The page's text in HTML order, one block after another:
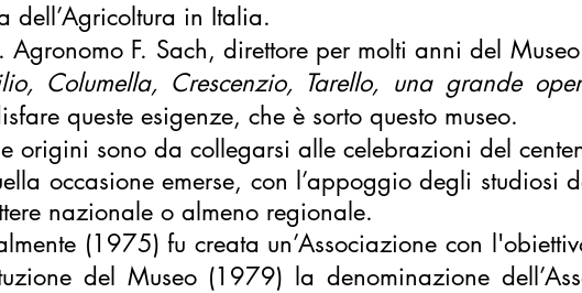
dell’Agricoltura in Italia.
Agronomo F. Sach, direttore per molti anni del
Columella, Crescenzio, Tarello, una grande
queste esigenze, che è sorto questo museo.
origini sono da collegarsi alle celebrazioni del
occasioneemerse, con l’appoggio degli studiosi
nazionale o almeno regionale.
(1975) fu creata un’Associazione con
del Museo (1979) la denominazione